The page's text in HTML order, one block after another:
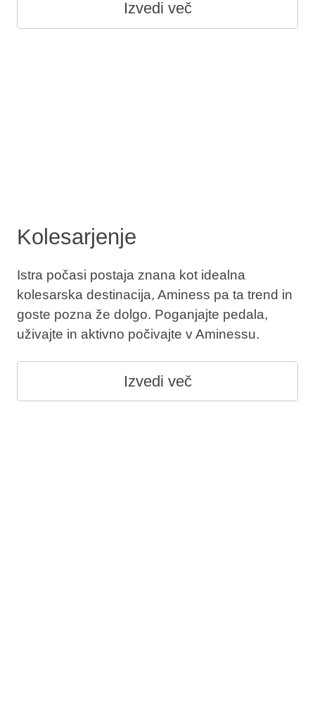
Izvedi več
Kolesarjenje
Istra počasi postaja znana kot idealna
kolesarska destinacija, Aminess pa ta trend in
goste pozna že dolgo. Poganjajte pedala,
uživajte in aktivno počivajte v Aminessu.
Izvedi več